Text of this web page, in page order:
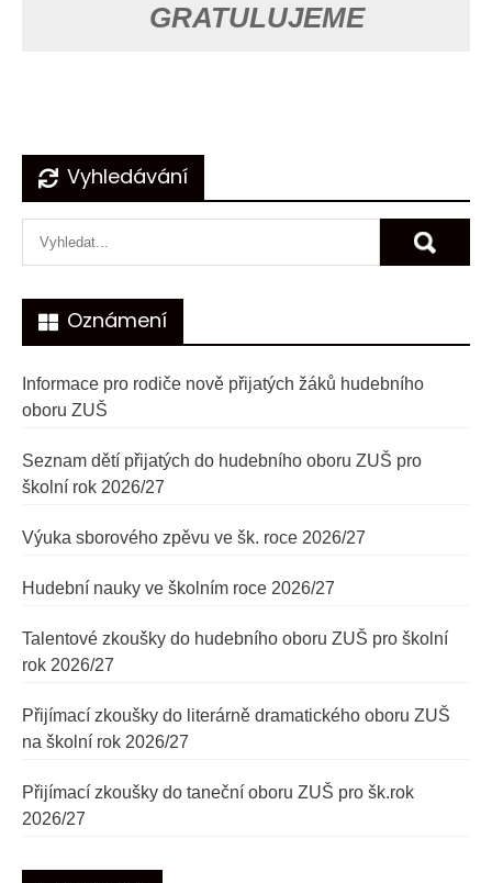
GRATULUJEME
Navigace
pro
příspěvek
Vyhledávání
Oznámení
Informace pro rodiče nově přijatých žáků hudebního
oboru ZUŠ
Seznam dětí přijatých do hudebního oboru ZUŠ pro
školní rok 2026/27
Výuka sborového zpěvu ve šk. roce 2026/27
Hudební nauky ve školním roce 2026/27
Talentové zkoušky do hudebního oboru ZUŠ pro školní
rok 2026/27
Přijímací zkoušky do literárně dramatického oboru ZUŠ
na školní rok 2026/27
Přijímací zkoušky do taneční oboru ZUŠ pro šk.rok
2026/27